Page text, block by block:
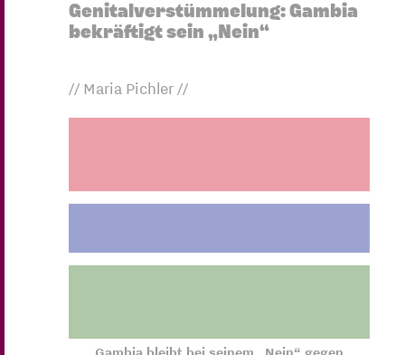
Genitalverstümmelung: Gambia
bekräftigt sein „Nein“
// Maria Pichler //